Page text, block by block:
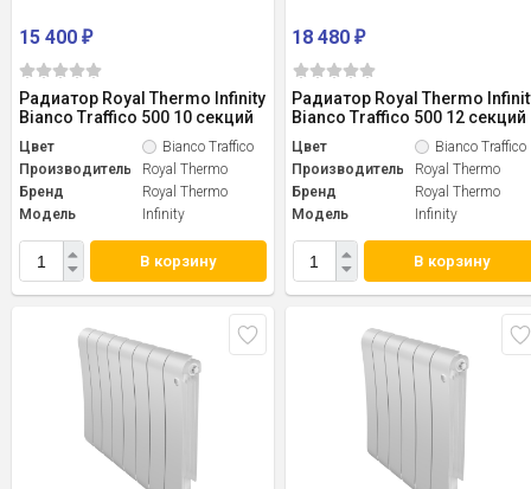
15 400 ₽
Радиатор Royal Thermo Infinity
Bianco Traffico 500 10 секций
Цвет
Bianco Traffico
Производитель
Royal Thermo
Бренд
Royal Thermo
Модель
Infinity
В корзину
18 480₽
Радиатор Royal Thermo
Bianco Traffico 500 12 секций
Цвет
Bianco Traffico
Производитель
Royal Thermo
Бренд
Royal Thermo
Модель
Infinity
В корзину